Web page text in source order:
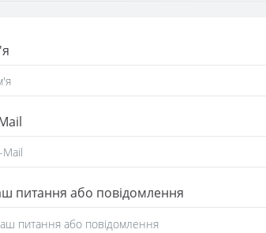
питання або повідомлення